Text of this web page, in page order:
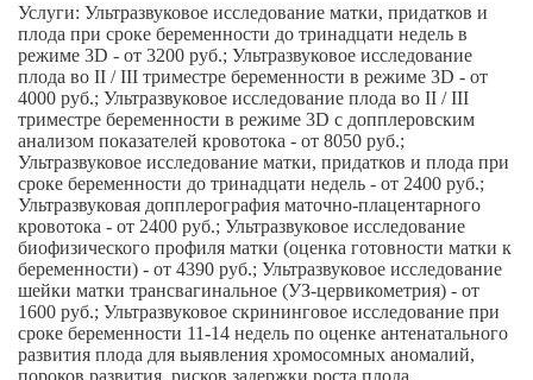
Услуги: Ультразвуковое исследование матки, придатков и
плода при сроке беременности до тринадцати недель в
режиме 3D - от 3200 руб.; Ультразвуковое исследование
плода во II / III триместре беременности в режиме 3D - от
4000 руб.; Ультразвуковое исследование плода во II / III
триместре беременности в режиме 3D с допплеровским
анализом показателей кровотока - от 8050 руб.;
Ультразвуковое исследование матки, придатков и плода при
сроке беременности до тринадцати недель - от 2400 руб.;
Ультразвуковая допплерография маточно-плацентарного
кровотока - от 2400 руб.; Ультразвуковое исследование
биофизического профиля матки (оценка готовности матки к
беременности) - от 4390 руб.; Ультразвуковое исследование
шейки матки трансвагинальное (УЗ-цервикометрия) - от
1600 руб.; Ультразвуковое скрининговое исследование при
сроке беременности 11-14 недель по оценке антенатального
развития плода для выявления хромосомных аномалий,
пороков развития, рисков задержки роста плода,